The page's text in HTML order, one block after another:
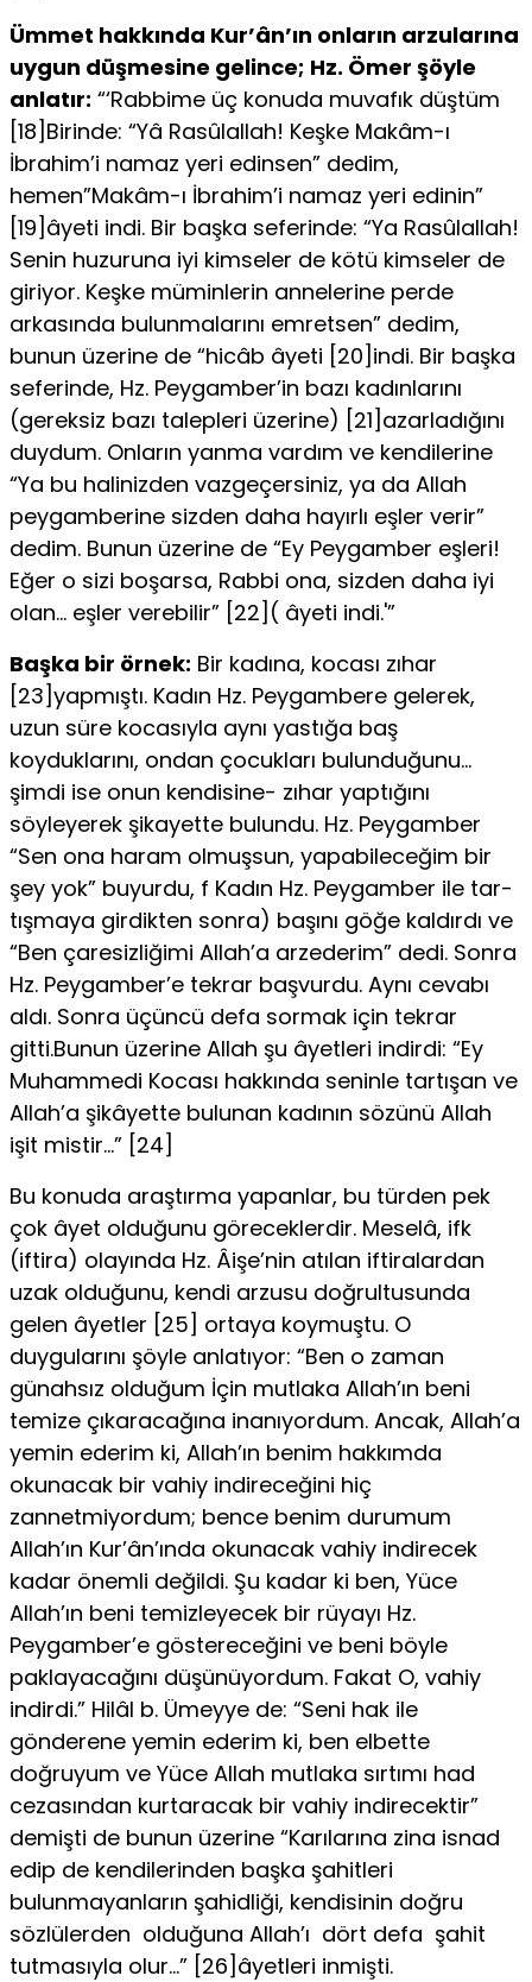
Ümmet hakkında Kur’ân’ın onların arzularına
uygun düşmesine gelince; Hz. Ömer şöyle
anlatır: “‘Rabbime üç konuda muvafık düştüm
[18]Birinde: “Yâ Rasûlallah! Keşke Makâm-ı
İbrahim’i namaz yeri edinsen” dedim,
hemen”Makâm-ı İbrahim’i namaz yeri edinin”
[19]âyeti indi. Bir başka seferinde: “Ya Rasûlallah!
Senin huzuruna iyi kimseler de kötü kimseler de
giriyor. Keşke müminlerin annelerine perde
arkasında bulunmalarını emretsen” dedim,
bunun üzerine de “hicâb âyeti [20]in­di. Bir başka
seferinde, Hz. Peygamber’in bazı kadınlarını
(gereksiz bazı talepleri üzerine) [21]azarladığını
duydum. Onların yanma vardım ve kendilerine
“Ya bu halinizden vazgeçersiniz, ya da Allah
peygambe­rine sizden daha hayırlı eşler verir”
dedim. Bunun üzerine de “Ey Peygamber eşleri!
Eğer o sizi boşarsa, Rabbi ona, sizden daha iyi
olan… eşler verebilir” [22]( âyeti indi.'”
Başka bir örnek: Bir kadına, kocası zıhar
[23]yapmıştı. Kadın Hz. Peygambere gelerek,
uzun süre koca­sıyla aynı yastığa baş
koyduklarını, ondan çocukları bulunduğunu…
şimdi ise onun kendisine- zıhar yaptığını
söyleyerek şikayette bulun­du. Hz. Peygamber
“Sen ona haram olmuşsun, yapabilece­ğim bir
şey yok” buyurdu, f Kadın Hz. Peygamber ile tar­
tışmaya girdikten sonra) başını göğe kaldırdı ve
“Ben çaresizliğimi Al­lah’a arzederim” dedi. Sonra
Hz. Peygamber’e tekrar baş­vurdu. Aynı cevabı
aldı. Sonra üçüncü defa sormak için tekrar
gitti.Bunun üzerine Allah şu âyetleri indirdi: “Ey
Muhammedi Kocası hak­kında seninle tartışan ve
Allah’a şikâyette bulunan kadının sözünü Allah
işit mistir…” [24]
Bu konuda araştırma yapanlar, bu türden pek
çok âyet olduğunu göreceklerdir. Meselâ, ifk
(iftira) olayında Hz. Âişe’nin atılan iftiralardan
uzak olduğunu, kendi arzusu doğrultu­sunda
gelen âyetler [25] ortaya koymuştu. O
duygularını şöyle anlatıyor: “Ben o zaman
günahsız olduğum İçin mutlaka Allah’ın beni
temize çı­karacağına inanıyordum. Ancak, Allah’a
yemin ederim ki, Allah’ın be­nim hakkımda
okunacak bir vahiy indireceğini hiç
zannetmiyordum; bence benim durumum
Allah’ın Kur’ân’ında okunacak vahiy indire­cek
kadar önemli değildi. Şu kadar ki ben, Yüce
Allah’ın beni temizle­yecek bir rüyayı Hz.
Peygamber’e göstereceğini ve beni böyle
paklaya­cağını düşünüyordum. Fakat O, vahiy
indirdi.” Hilâl b. Ümeyye de: “Seni hak ile
gönderene yemin ederim ki, ben elbette
doğruyum ve Yüce Allah mutlaka sırtımı had
cezasından kurtaracak bir vahiy indi­recektir”
demişti de bunun üzerine “Karılarına zina isnad
edip de ken­dilerinden başka şahitleri
bulunmayanların şahidliği, kendisinin doğru
sözlülerden olduğuna Allah’ı dört defa şahit
tutmasıyla olur…” [26]âyetleri inmişti.